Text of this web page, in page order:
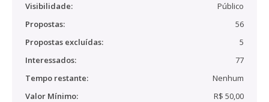
Visibilidade:
Público
Propostas:
56
Propostas excluídas:
5
Interessados:
77
Tempo restante:
Nenhum
Valor Mínimo:
R$ 50,00